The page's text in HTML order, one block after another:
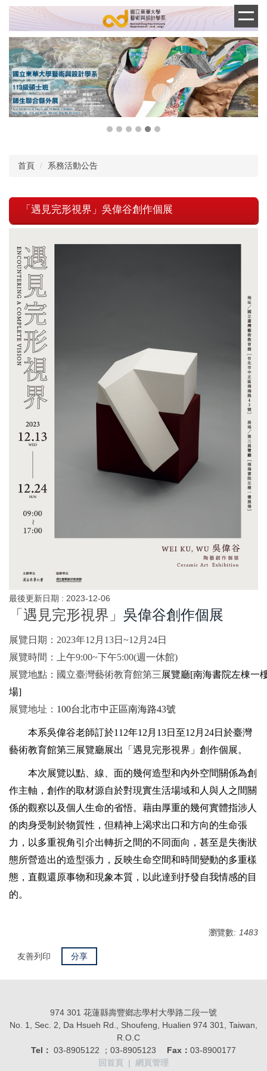
跳
到
主
要
內
容
區
首頁 系務活動公告
「遇見完形視界」吳偉谷創作個展
最後更新日期 : 2023-12-06
「遇見完形視界」 吳偉谷創作個展
展覽日期：2023年12月13日~12月24日
展覽時間：上午9:00~下午5:00(週一休館)
展覽地點：國立臺灣藝術教育館第三展覽廳[南海書院左棟一
場]
展覽地址： 100台北市中正區南海路43號
本系吳偉谷老師訂於112年12 月 13日至12 月 24日於臺灣
藝術教育館第三展覽廳展出 「遇見完形視界」 創作個展。
本次展覽以點、線、面的幾何造型和內外空間關係為創
作主軸，創作的取材源自於對現實生活場域和人與人之間關
係的觀察以及個人生命的省悟。藉由厚重的幾何實體指涉人
的肉身受制於物質性，但精神上渴求出口和方向的生命張
力，以多重視角引介出轉折之間的不同面向，甚至是失衡狀
態所營造出的造型張力，反映生命空間和時間變動的多重樣
態，直觀還原事物和現象本質，以此達到抒發自我情感的目
的。
瀏覽數: 1483
友善列印 分享
974 301 花蓮縣壽豐鄉志學村大學路二段一號
No. 1, Sec. 2, Da Hsueh Rd., Shoufeng, Hualien 974 301, Taiwan,
R.O.C
Tel： 03-8905122 ；03-8905123 Fax： 03-8900177
回首頁 | 網頁管理